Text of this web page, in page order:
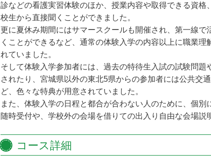
診などの看護実習体験のほか、授業内容や取得できる資格
校生から直接聞くことができました。
更に夏休み期間にはサマースクールも開催され、第一線で
くことができるなど、通常の体験入学の内容以上に職業理
れていました。
そして体験入学参加者には、過去の特待生入試の試験問題
されたり、宮城県以外の東北5県からの参加者には公共交
ど、色々な特典が用意されていました。
また、体験入学の日程と都合が合わない人のために、個
随時受付や、学校外の会場を借りての出入り自由な会場説
コース詳細